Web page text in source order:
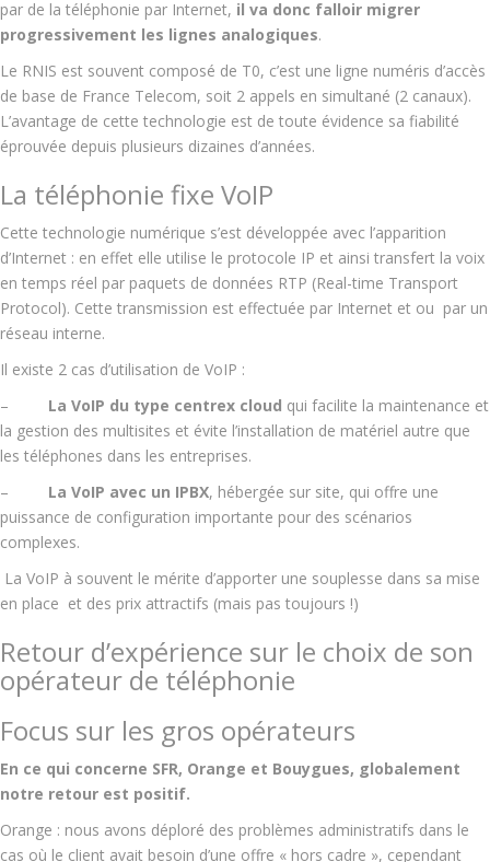
par de la téléphonie par Internet, il va donc falloir migrer
progressivement les lignes analogiques.
Le RNIS est souvent composé de T0, c’est une ligne numéris d’accès
de base de France Telecom, soit 2 appels en simultané (2 canaux).
L’avantage de cette technologie est de toute évidence sa fiabilité
éprouvée depuis plusieurs dizaines d’années.
La téléphonie fixe VoIP
Cette technologie numérique s’est développée avec l’apparition
d’Internet : en effet elle utilise le protocole IP et ainsi transfert la voix
en temps réel par paquets de données RTP (Real-time Transport
Protocol). Cette transmission est effectuée par Internet et ou par un
réseau interne.
Il existe 2 cas d’utilisation de VoIP :
–
La VoIP du type centrex cloud qui facilite la maintenance et
la gestion des multisites et évite l’installation de matériel autre que
les téléphones dans les entreprises.
–
La VoIP avec un IPBX, hébergée sur site, qui offre une
puissance de configuration importante pour des scénarios
complexes.
La VoIP à souvent le mérite d’apporter une souplesse dans sa mise
en place et des prix attractifs (mais pas toujours !)
Retour d’expérience sur le choix de son
opérateur de téléphonie
Focus sur les gros opérateurs
En ce qui concerne SFR, Orange et Bouygues, globalement
notre retour est positif.
Orange : nous avons déploré des problèmes administratifs dans le
cas où le client avait besoin d’une offre « hors cadre », cependant